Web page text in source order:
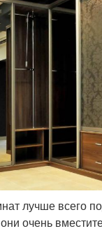
лучше всего
они очень